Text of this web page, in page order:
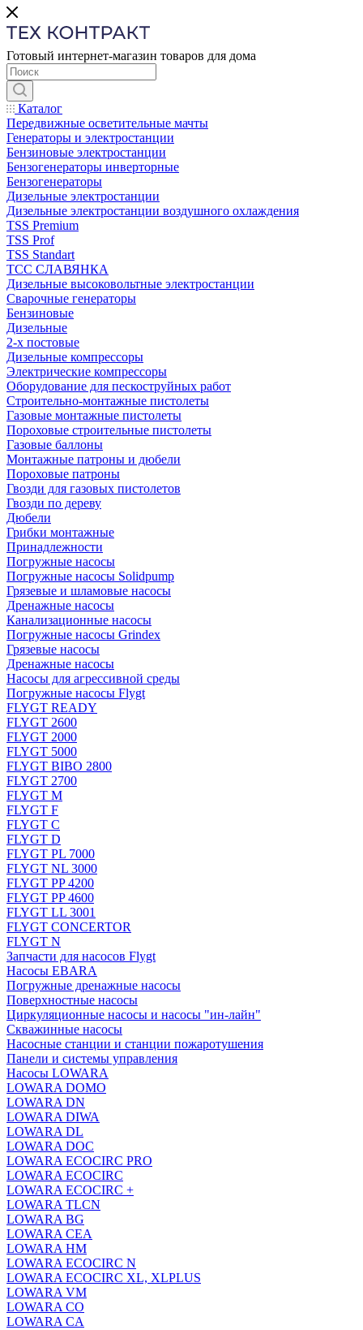
Готовый интернет-магазин товаров для дома
Каталог
Передвижные осветительные мачты
Генераторы и электростанции
Бензиновые электростанции
Бензогенераторы инверторные
Бензогенераторы
Дизельные электростанции
Дизельные электростанции воздушного охлаждения
TSS Premium
TSS Prof
TSS Standart
ТСС СЛАВЯНКА
Дизельные высоковольтные электростанции
Сварочные генераторы
Бензиновые
Дизельные
2-х постовые
Дизельные компрессоры
Электрические компрессоры
Оборудование для пескоструйных работ
Строительно-монтажные пистолеты
Газовые монтажные пистолеты
Пороховые строительные пистолеты
Газовые баллоны
Монтажные патроны и дюбели
Пороховые патроны
Гвозди для газовых пистолетов
Гвозди по дереву
Дюбели
Грибки монтажные
Принадлежности
Погружные насосы
Погружные насосы Solidpump
Грязевые и шламовые насосы
Дренажные насосы
Канализационные насосы
Погружные насосы Grindex
Грязевые насосы
Дренажные насосы
Насосы для агрессивной среды
Погружные насосы Flygt
FLYGT READY
FLYGT 2600
FLYGT 2000
FLYGT 5000
FLYGT BIBO 2800
FLYGT 2700
FLYGT M
FLYGT F
FLYGT C
FLYGT D
FLYGT PL 7000
FLYGT NL 3000
FLYGT PP 4200
FLYGT PP 4600
FLYGT LL 3001
FLYGT CONCERTOR
FLYGT N
Запчасти для насосов Flygt
Насосы EBARA
Погружные дренажные насосы
Поверхностные насосы
Циркуляционные насосы и насосы "ин-лайн"
Скважинные насосы
Насосные станции и станции пожаротушения
Панели и системы управления
Насосы LOWARA
LOWARA DOMO
LOWARA DN
LOWARA DIWA
LOWARA DL
LOWARA DOC
LOWARA ECOCIRC PRO
LOWARA ECOCIRC
LOWARA ECOCIRC +
LOWARA TLCN
LOWARA BG
LOWARA CEA
LOWARA HM
LOWARA ECOCIRC N
LOWARA ECOCIRC XL, XLPLUS
LOWARA VM
LOWARA CO
LOWARA CA